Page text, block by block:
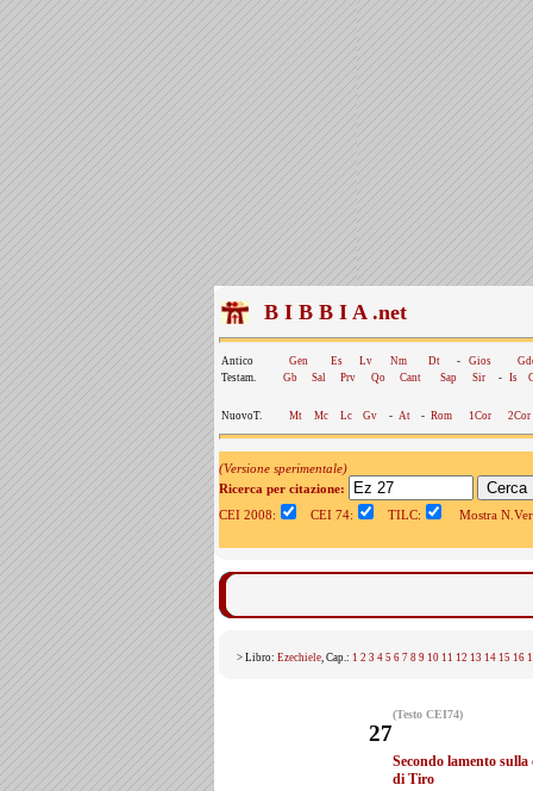
B I B B I A .net
Antico Gen Es Lv Nm Dt - Gios
Testam.
Gb Sal Prv Qo Cant Sap Sir - Is
NuovoT. Mt Mc Lc Gv - At - Rom 1Cor 2Cor
(Versione sperimentale)
Ricerca per citazione:
CEI 2008:
CEI 74: TILC: Mostra
> Libro: Ezechiele, Cap.: 1 2 3 4 5 6 7 8 9 10 11 12 13 14 15 16
(Testo CEI74)
27
Secondo lamento sulla
di Tiro